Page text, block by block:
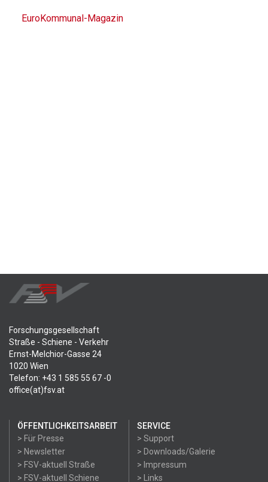
EuroKommunal-Magazin
Forschungsgesellschaft
Straße - Schiene - Verkehr
Ernst-Melchior-Gasse 24
1020 Wien
Telefon: +43 1 585 55 67 -0
office(at)fsv.at
ÖFFENTLICHKEITSARBEIT
> Für Presse
> Newsletter
> FSV-aktuell Straße
> FSV-aktuell Schiene
SERVICE
> Support
> Downloads/Galerie
> Impressum
> Links